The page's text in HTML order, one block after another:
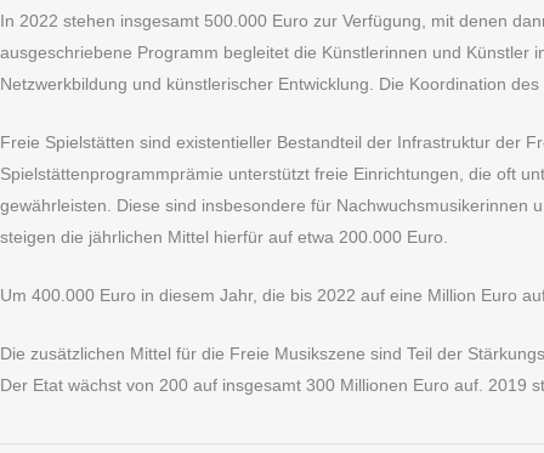
In 2022 stehen insgesamt 500.000 Euro zur Verfügung, mit denen
ausgeschriebene Programm begleitet die Künstlerinnen und
Netzwerkbildung und künstlerischer Entwicklung. Die Koordination
Freie Spielstätten sind existentieller Bestandteil der Infrastruktur der
Spielstättenprogrammprämie unterstützt freie Einrichtungen, die oft
gewährleisten. Diese sind insbesondere für
steigen die jährlichen Mittel hierfür auf etwa 200.000 Euro.
Um 400.000 Euro in diesem Jahr, die bis 2022 auf eine Million Euro
Die zusätzlichen Mittel für die Freie Musikszene sind Teil der
Der Etat wächst von 200 auf insgesamt 300 Millionen Euro auf. 2019